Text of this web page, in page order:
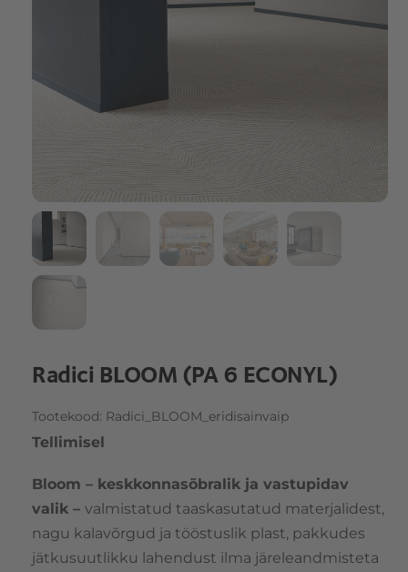
Radici BLOOM (PA 6 ECONYL)
Tootekood: Radici_BLOOM_eridisainvaip
Tellimisel
Bloom – keskkonnasõbralik ja vastupidav
valik –valmistatud taaskasutatud materjalidest,
nagu kalavõrgud ja tööstuslik plast, pakkudes
jätkusuutlikku lahendust ilma järeleandmisteta